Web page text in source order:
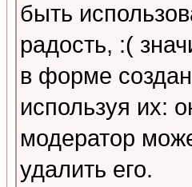
быть
радость, :(
в форме
используя их:
модератор
удалить его.